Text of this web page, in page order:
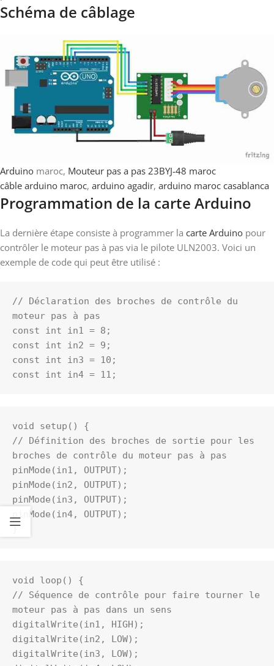
Schéma de câblage
Arduino maroc, Mouteur pas a pas 23BYJ-48 maroc
câble arduino maroc, arduino agadir, arduino maroc casablanca
Programmation de la carte Arduino
La dernière étape consiste à programmer la carte Arduino pour
contrôler le moteur pas à pas via le pilote ULN2003. Voici un
exemple de code qui peut être utilisé :
// Déclaration des broches de contrôle du
moteur pas à pas
const int in1 = 8;
const int in2 = 9;
const int in3 = 10;
const int in4 = 11;
void setup() {
// Définition des broches de sortie pour les
broches de contrôle du moteur pas à pas
pinMode(in1, OUTPUT);
pinMode(in2, OUTPUT);
pinMode(in3, OUTPUT);
pinMode(in4, OUTPUT);
}
void loop() {
// Séquence de contrôle pour faire tourner le
moteur pas à pas dans un sens
digitalWrite(in1, HIGH);
digitalWrite(in2, LOW);
digitalWrite(in3, LOW);